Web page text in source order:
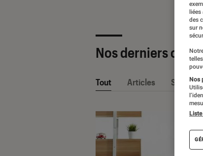
Nos derniers
Tout Articles
des
sur
Nos